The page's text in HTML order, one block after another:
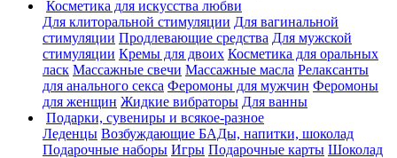
Косметика для искусства любви
Для клиторальной стимуляции Для вагинальной
стимуляции Продлевающие средства Для мужской
стимуляции Кремы для двоих Косметика для оральных
ласк Массажные свечи Массажные масла Релаксанты
для анального секса Феромоны для мужчин Феромоны
для женщин Жидкие вибраторы Для ванны
Подарки, сувениры и всякое-разное
Леденцы Возбуждающие БАДы, напитки, шоколад
Подарочные наборы Игры Подарочные карты Шоколад